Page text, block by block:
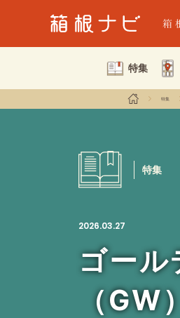
特集
特集
特集
2026.03.27
ゴール
（